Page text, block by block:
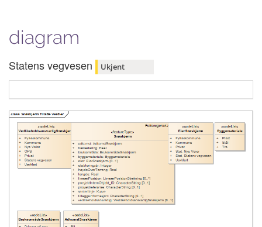
diagram
Statens vegvesen Ukjent